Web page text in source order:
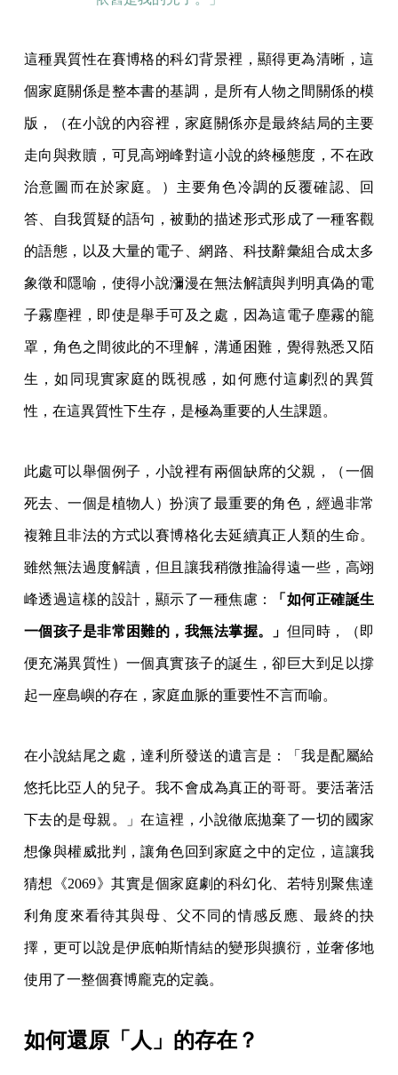
這種異質性在賽博格的科幻背景裡，顯得更為清晰，這
個家庭關係是整本書的基調，是所有人物之間關係的模
版，（在小說的內容裡，家庭關係亦是最終結局的主要
走向與救贖，可見高翊峰對這小說的終極態度，不在政
治意圖而在於家庭。）主要角色冷調的反覆確認、回
答、自我質疑的語句，被動的描述形式形成了一種客觀
的語態，以及大量的電子、網路、科技辭彙組合成太多
象徵和隱喻，使得小說瀰漫在無法解讀與判明真偽的電
子霧塵裡，即使是舉手可及之處，因為這電子塵霧的籠
罩，角色之間彼此的不理解，溝通困難，覺得熟悉又陌
生，如同現實家庭的既視感，如何應付這劇烈的異質
性，在這異質性下生存，是極為重要的人生課題。
此處可以舉個例子，小說裡有兩個缺席的父親，（一個
死去、一個是植物人）扮演了最重要的角色，經過非常
複雜且非法的方式以賽博格化去延續真正人類的生命。
雖然無法過度解讀，但且讓我稍微推論得遠一些，高翊
峰透過這樣的設計，顯示了一種焦慮： 「如何正確誕生
一個孩子是非常困難的，我無法掌握。」 但同時，（即
便充滿異質性）一個真實孩子的誕生，卻巨大到足以撐
起一座島嶼的存在，家庭血脈的重要性不言而喻。
在小說結尾之處，達利所發送的遺言是：「我是配屬給
悠托比亞人的兒子。我不會成為真正的哥哥。要活著活
下去的是母親。」在這裡，小說徹底拋棄了一切的國家
想像與權威批判，讓角色回到家庭之中的定位，這讓我
猜想《2069》其實是個家庭劇的科幻化、若特別聚焦達
利角度來看待其與母、父不同的情感反應、最終的抉
擇，更可以說是伊底帕斯情結的變形與擴衍，並奢侈地
使用了一整個賽博龐克的定義。
如何還原「人」的存在？